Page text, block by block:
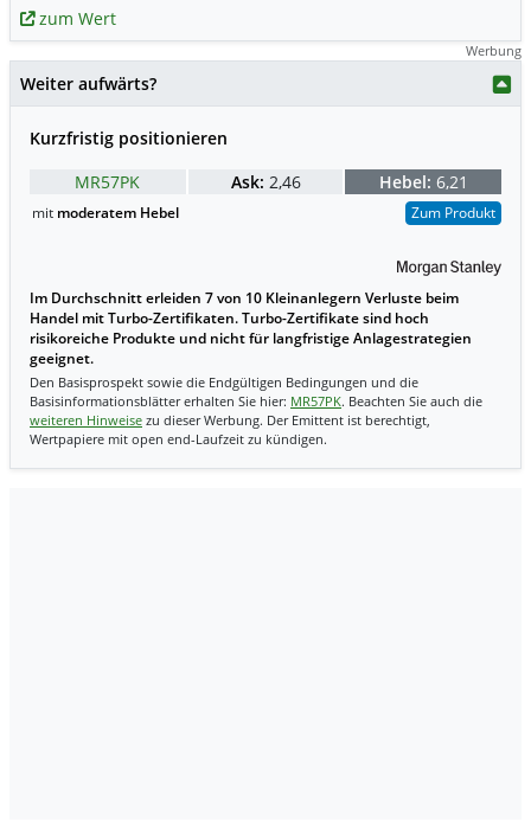
zum Wert
Werbung
Weiter aufwärts?
Kurzfristig positionieren
MR57PK
Ask: 2,46 Hebel: 6,21
mit moderatem Hebel Zum Produkt
Im Durchschnitt erleiden 7 von 10 Kleinanlegern Verluste beim
Handel mit Turbo-Zertifikaten. Turbo-Zertifikate sind hoch
risikoreiche Produkte und nicht für langfristige Anlagestrategien
geeignet.
Den Basisprospekt sowie die Endgültigen Bedingungen und die
Basisinformationsblätter erhalten Sie hier: MR57PK. Beachten Sie auch die
weiteren Hinweise zu dieser Werbung. Der Emittent ist berechtigt,
Wertpapiere mit open end-Laufzeit zu kündigen.